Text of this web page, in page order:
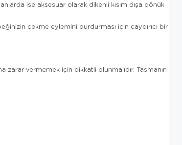
ise aksesuar olarak dikenli kısım dışa dönük
çekme eylemini durdurması için caydırıcı bir
zarar vermemek için dikkatli olunmalıdır. Tasmanın